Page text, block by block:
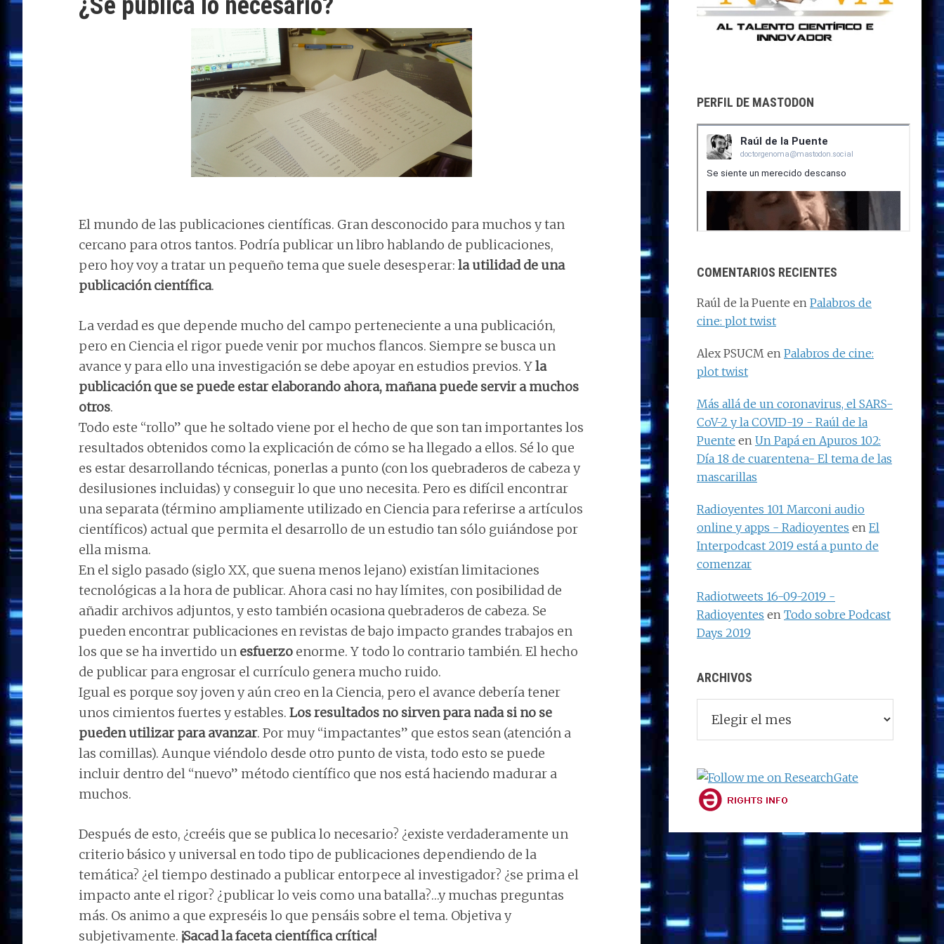
El mundo de las publicaciones científicas. Gran desconocido para muchos y tan
cercano para otros tantos. Podría publicar un libro hablando de publicaciones,
pero hoy voy a tratar un pequeño tema que suele desesperar: la utilidad de una
publicación científica.
La verdad es que depende mucho del campo perteneciente a una publicación,
pero en Ciencia el rigor puede venir por muchos flancos. Siempre se busca un
avance y para ello una investigación se debe apoyar en estudios previos. Yla
publicación que se puede estar elaborando ahora, mañana puede servir a muchos
otros.
Todo este “rollo” que he soltado viene por el hecho de que son tan importantes los
resultados obtenidos como la explicación de cómo se ha llegado a ellos. Sé lo que
es estar desarrollando técnicas, ponerlas a punto (con los quebraderos de cabeza y
desilusiones incluidas) y conseguir lo que uno necesita. Pero es difícil encontrar
una separata (término ampliamente utilizado en Ciencia para referirse a artículos
científicos) actual que permita el desarrollo de un estudio tan sólo guiándose por
ella misma.
En el siglo pasado (siglo XX, que suena menos lejano) existían limitaciones
tecnológicas a la hora de publicar. Ahora casi no hay límites, con posibilidad de
añadir archivos adjuntos, y esto también ocasiona quebraderos de cabeza. Se
pueden encontrar publicaciones en revistas de bajo impacto grandes trabajos en
los que se ha invertido un esfuerzo enorme. Y todo lo contrario también. El hecho
de publicar para engrosar el currículo genera mucho ruido.
Igual es porque soy joven y aún creo en la Ciencia, pero el avance debería tener
unos cimientos fuertes y estables. Los resultados no sirven para nada si no se
pueden utilizar para avanzar. Por muy “impactantes” que estos sean (atención a
las comillas). Aunque viéndolo desde otro punto de vista, todo esto se puede
incluir dentro del “nuevo” método científico que nos está haciendo madurar a
muchos.
Después de esto, ¿creéis que se publica lo necesario? ¿existe verdaderamente un
criterio básico y universal en todo tipo de publicaciones dependiendo de la
temática? ¿el tiempo destinado a publicar entorpece al investigador? ¿se prima el
impacto ante el rigor? ¿publicar lo veis como una batalla?…y muchas preguntas
más. Os animo a que expreséis lo que pensáis sobre el tema. Objetiva y
subjetivamente. ¡Sacad la faceta científica crítica!
PERFIL DE MASTODON
COMENTARIOS RECIENTES
Raúl de la Puente en Palabros de
cine: plot twist
Alex PSUCM en Palabros de cine:
plot twist
Más allá de un coronavirus, el SARS-
CoV-2 y la COVID-19 - Raúl de la
Puente en Un Papá en Apuros 102:
Día 18 de cuarentena- El tema de las
mascarillas
Radioyentes 101 Marconi audio
online y apps - Radioyentes en El
Interpodcast 2019 está a punto de
comenzar
Radiotweets 16-09-2019 -
Radioyentes en Todo sobre Podcast
Days 2019
ARCHIVOS